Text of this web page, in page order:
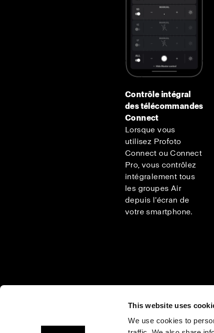
This website uses
We use cookies to
Contrôle intégral
des télécommandes
Connect
Lorsque vous
utilisez Profoto
Connect ou Connect
Pro, vous contrôlez
intégralement tous
les groupes Air
depuis l’écran de
votre smartphone.